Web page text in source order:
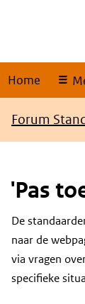
Home
Kruimelpad
Forum
'Pas
Content
De
naar de
via vragen
specifieke